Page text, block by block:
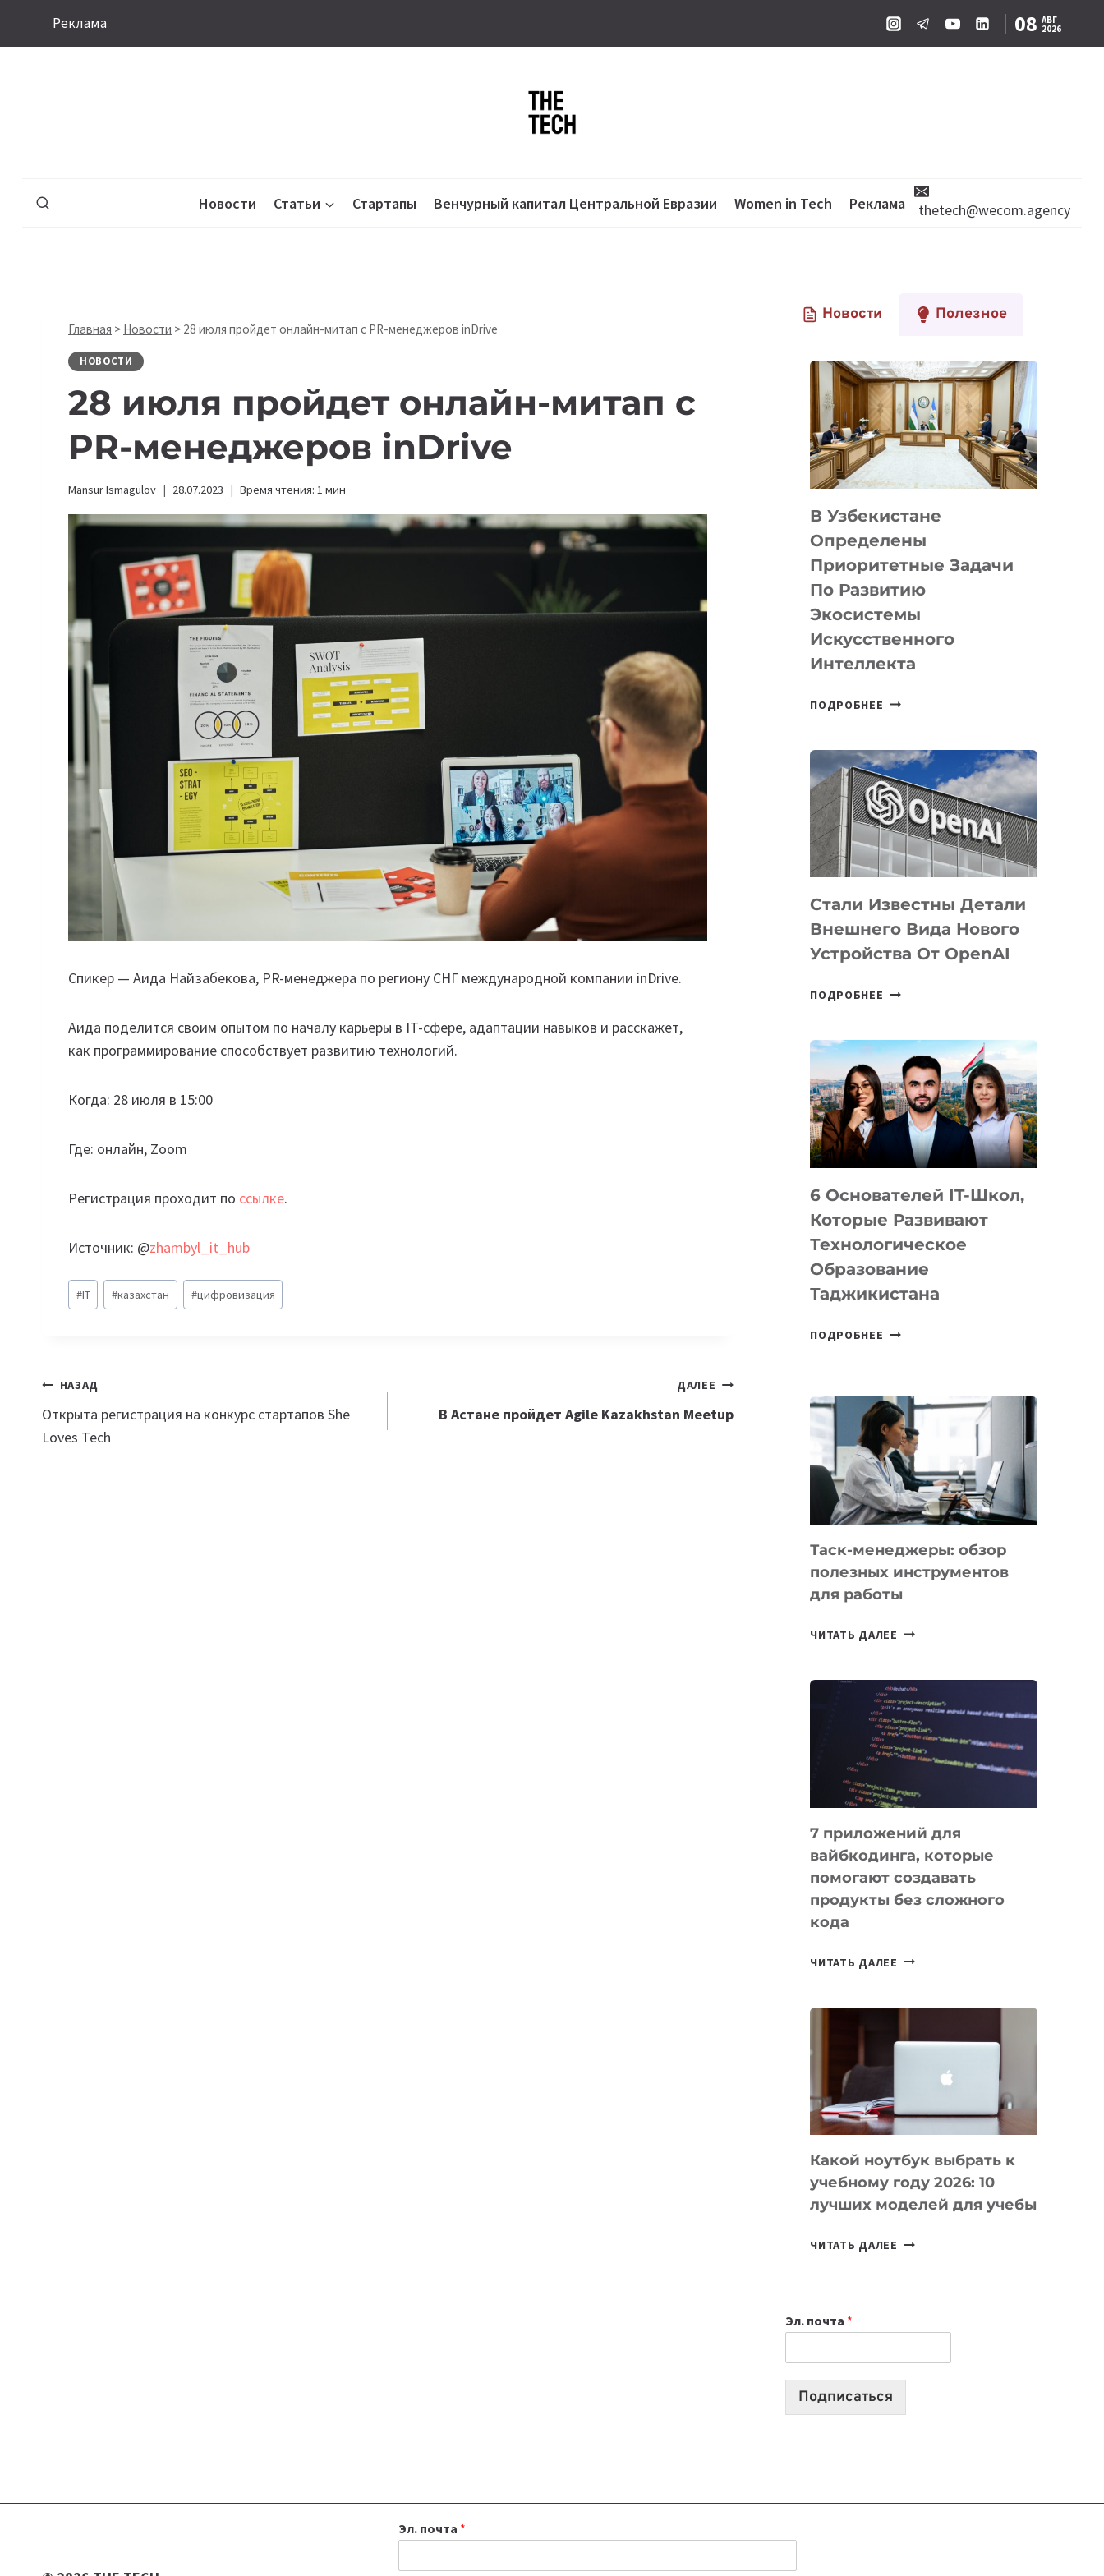
Реклама 08 АВГ
2026
Новости Статьи Стартапы Венчурный капитал Центральной Евразии Women in Tech Реклама thetech@wecom.agency
Главная > Новости > 28 июля пройдет онлайн-митап с PR-менеджеров inDrive
НОВОСТИ
28 июля пройдет онлайн-митап с
PR-менеджеров inDrive
Mansur Ismagulov 28.07.2023 Время чтения: 1 мин
Спикер — Аида Найзабекова, PR-менеджера по региону СНГ международной компании inDrive.
Аида поделится своим опытом по началу карьеры в IT-сфере, адаптации навыков и расскажет,
как программирование способствует развитию технологий.
Когда: 28 июля в 15:00
Где: онлайн, Zoom
Регистрация проходит по ссылке.
Источник: @zhambyl_it_hub
Метки
записи:
#IT #казахстан #цифровизация
Навигация
по
НАЗАД
Открыта регистрация на конкурс стартапов She
Loves Tech
ДАЛЕЕ
В Астане пройдет Agile Kazakhstan Meetup
Новости Полезное
В Узбекистане
Определены
Приоритетные Задачи
По Развитию
Экосистемы
Искусственного
Интеллекта
ПОДРОБНЕЕ В
ПРИОРИТЕТНЫЕ
ЗАДАЧИ
ПО
РАЗВИТИЮ
ЭКОСИСТЕМЫ
ИСКУССТВЕННОГО
Стали Известны Детали
Внешнего Вида Нового
Устройства От OpenAI
ПОДРОБНЕЕ СТАЛИ
ВНЕШНЕГО
ВИДА
НОВОГО
УСТРОЙСТВА
OPENAI
6 Основателей IT-Школ,
Которые Развивают
Технологическое
Образование
Таджикистана
ПОДРОБНЕЕ
КОТОРЫЕ
РАЗВИВАЮТ
ТЕХНОЛОГИЧЕСКОЕ
ОБРАЗОВАНИЕ
ТАДЖИКИСТАНА
Таск-менеджеры: обзор
полезных инструментов
для работы
ЧИТАТЬ ДАЛЕЕ ТАСК-
ПОЛЕЗНЫХ
ИНСТРУМЕНТОВ
ДЛЯ
РАБОТЫ
7 приложений для
вайбкодинга, которые
помогают создавать
продукты без сложного
кода
ЧИТАТЬ ДАЛЕЕ
КОТОРЫЕ
СОЗДАВАТЬ
БЕЗ
КОДА
Какой ноутбук выбрать к
учебному году 2026: 10
лучших моделей для учебы
ЧИТАТЬ ДАЛЕЕ КАКОЙ
2026:
10
Эл. почта *
Подписаться
Эл. почта *